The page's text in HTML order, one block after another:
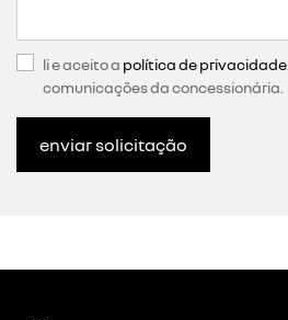
li e aceito a política de privacidade.
comunicações da concessionária.
enviar solicitação